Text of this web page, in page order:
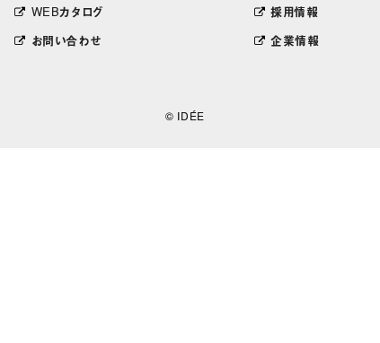
WEBカタログ
お問い合わせ
採用情報
企業情報
© IDÉE